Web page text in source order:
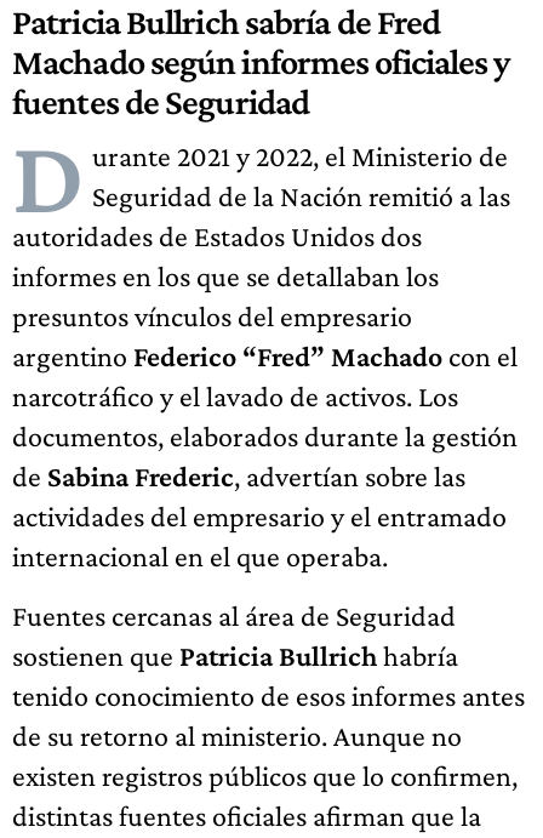
Patricia Bullrich sabría de Fred
Machado según informes oficiales y
fuentes de Seguridad
D urante 2021 y 2022, el Ministerio de
Seguridad de la Nación remitió a las
autoridades de Estados Unidos dos
informes en los que se detallaban los
presuntos vínculos del empresario
argentino Federico “Fred” Machado con el
narcotráfico y el lavado de activos. Los
documentos, elaborados durante la gestión
de Sabina Frederic, advertían sobre las
actividades del empresario y el entramado
internacional en el que operaba.
Fuentes cercanas al área de Seguridad
sostienen que Patricia Bullrichhabría
tenido conocimiento de esos informes antes
de su retorno al ministerio. Aunque no
existen registros públicos que lo confirmen,
distintas fuentes oficiales afirman que la